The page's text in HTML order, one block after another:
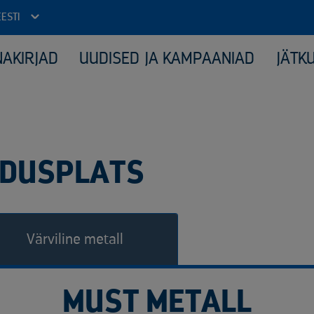
ELEKTRI-JA ELEKTROONIKAJÄÄTMED
UUDISED JA KAMPAANIAD
Värviline metall
MUST METALL